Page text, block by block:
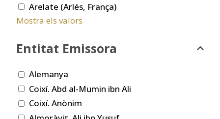
Arelate (Arlés, França)
Mostra els valors
Entitat Emissora
Alemanya
Coixí. Abd al-Mumin ibn Ali
Coixí. Anònim